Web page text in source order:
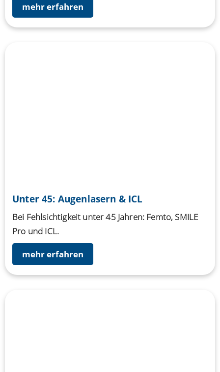
mehr erfahren
Unter 45: Augenlasern & ICL
Bei Fehlsichtigkeit unter 45 Jahren: Femto, SMILE
Pro und ICL.
mehr erfahren